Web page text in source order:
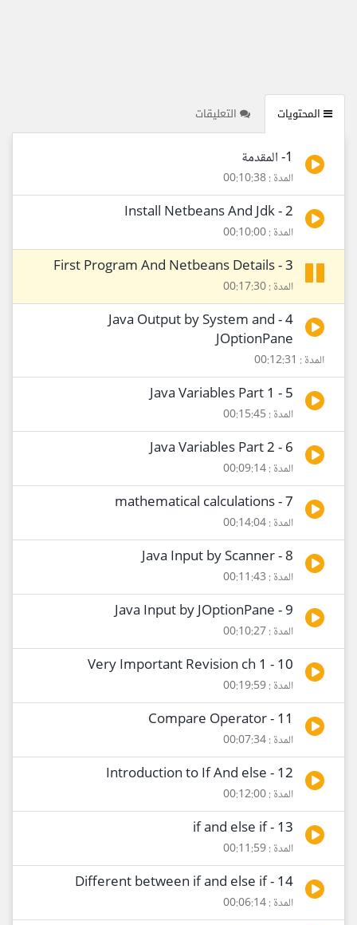
المحتويات التعليقات
1- المقدمة
المدة : 00:10:38
2 - Install Netbeans And Jdk
المدة : 00:10:00
3 - First Program And Netbeans Details
المدة : 00:17:30
4 - Java Output by System and
JOptionPane
المدة : 00:12:31
5 - Java Variables Part 1
المدة : 00:15:45
6 - Java Variables Part 2
المدة : 00:09:14
7 - mathematical calculations
المدة : 00:14:04
8 - Java Input by Scanner
المدة : 00:11:43
9 - Java Input by JOptionPane
المدة : 00:10:27
10 - Very Important Revision ch 1
المدة : 00:19:59
11 - Compare Operator
المدة : 00:07:34
12 - Introduction to If And else
المدة : 00:12:00
13 - if and else if
المدة : 00:11:59
14 - Different between if and else if
المدة : 00:06:14